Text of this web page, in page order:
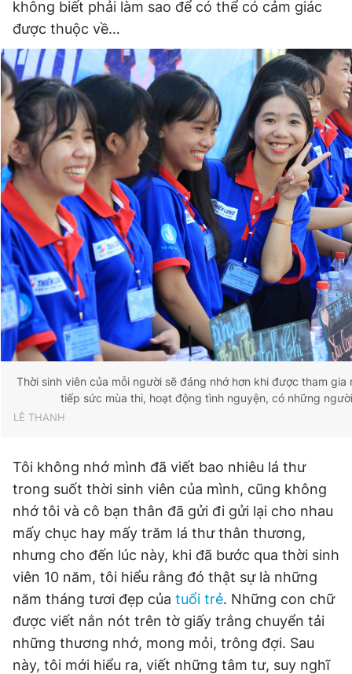
không biết phải làm sao để có thể có cảm giác
được thuộc về…
Thời sinh viên của mỗi người sẽ đáng nhớ hơn khi được tham gia
tiếp sức mùa thi, hoạt động tình nguyện, có những
LÊ THANH
Tôi không nhớ mình đã viết bao nhiêu lá thư
trong suốt thời sinh viên của mình, cũng không
nhớ tôi và cô bạn thân đã gửi đi gửi lại cho nhau
mấy chục hay mấy trăm lá thư thân thương,
nhưng cho đến lúc này, khi đã bước qua thời sinh
viên 10 năm, tôi hiểu rằng đó thật sự là những
năm tháng tươi đẹp của tuổi trẻ. Những con chữ
được viết nắn nót trên tờ giấy trắng chuyển tải
những thương nhớ, mong mỏi, trông đợi. Sau
này, tôi mới hiểu ra, viết những tâm tư, suy nghĩ